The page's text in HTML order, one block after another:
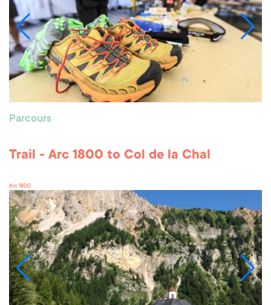
Parcours
Trail - Arc 1800 to Col de la Chal
Arc 1800